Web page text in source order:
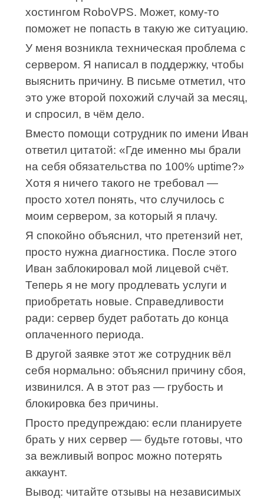
хостингом RoboVPS. Может, кому-то
поможет не попасть в такую же ситуацию.
У меня возникла техническая проблема с
сервером. Я написал в поддержку, чтобы
выяснить причину. В письме отметил, что
это уже второй похожий случай за месяц,
и спросил, в чём дело.
Вместо помощи сотрудник по имени Иван
ответил цитатой: «Где именно мы брали
на себя обязательства по 100% uptime?»
Хотя я ничего такого не требовал —
просто хотел понять, что случилось с
моим сервером, за который я плачу.
Я спокойно объяснил, что претензий нет,
просто нужна диагностика. После этого
Иван заблокировал мой лицевой счёт.
Теперь я не могу продлевать услуги и
приобретать новые. Справедливости
ради: сервер будет работать до конца
оплаченного периода.
В другой заявке этот же сотрудник вёл
себя нормально: объяснил причину сбоя,
извинился. А в этот раз — грубость и
блокировка без причины.
Просто предупреждаю: если планируете
брать у них сервер — будьте готовы, что
за вежливый вопрос можно потерять
аккаунт.
Вывод: читайте отзывы на независимых